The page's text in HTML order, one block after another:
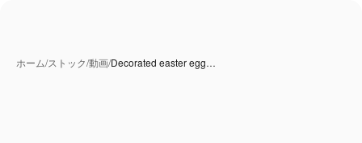
ホーム/ストック/動画/Decorated easter egg…